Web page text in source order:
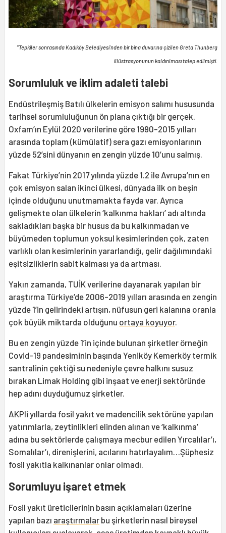
*Tepkiler sonrasında Kadıköy Belediyesi'nden bir bina duvarına çizilen Greta Thunberg
illüstrasyonunun kaldırılması talep edilmişti.
Sorumluluk ve iklim adaleti talebi
Endüstrileşmiş Batılı ülkelerin emisyon salımı hususunda
tarihsel sorumluluğunun ön plana çıktığı bir gerçek.
Oxfam’ın Eylül 2020 verilerine göre 1990-2015 yılları
arasında toplam (kümülatif) sera gazı emisyonlarının
yüzde 52’sini dünyanın en zengin yüzde 10’unu salmış.
Fakat Türkiye’nin 2017 yılında yüzde 1.2 ile Avrupa’nın en
çok emisyon salan ikinci ülkesi, dünyada ilk on beşin
içinde olduğunu unutmamakta fayda var. Ayrıca
gelişmekte olan ülkelerin ‘kalkınma hakları’ adı altında
sakladıkları başka bir husus da bu kalkınmadan ve
büyümeden toplumun yoksul kesimlerinden çok, zaten
varlıklı olan kesimlerinin yararlandığı, gelir dağılımındaki
eşitsizliklerin sabit kalması ya da artması.
Yakın zamanda, TUİK verilerine dayanarak yapılan bir
araştırma Türkiye’de 2006-2019 yılları arasında en zengin
yüzde 1’in gelirindeki artışın, nüfusun geri kalanına oranla
çok büyük miktarda olduğunu ortaya koyuyor.
Bu en zengin yüzde 1’in içinde bulunan şirketler örneğin
Covid-19 pandesiminin başında Yeniköy Kemerköy termik
santralinin çektiği su nedeniyle çevre halkını susuz
bırakan Limak Holding gibi inşaat ve enerji sektöründe
hep adını duyduğumuz şirketler.
AKPli yıllarda fosil yakıt ve madencilik sektörüne yapılan
yatırımlarla, zeytinlikleri elinden alınan ve ‘kalkınma’
adına bu sektörlerde çalışmaya mecbur edilen Yırcalılar’ı,
Somalılar’ı, direnişlerini, acılarını hatırlayalım…Şüphesiz
fosil yakıtla kalkınanlar onlar olmadı.
Sorumluyu işaret etmek
Fosil yakıt üreticilerinin basın açıklamaları üzerine
yapılan bazı araştırmalar bu şirketlerin nasıl bireysel